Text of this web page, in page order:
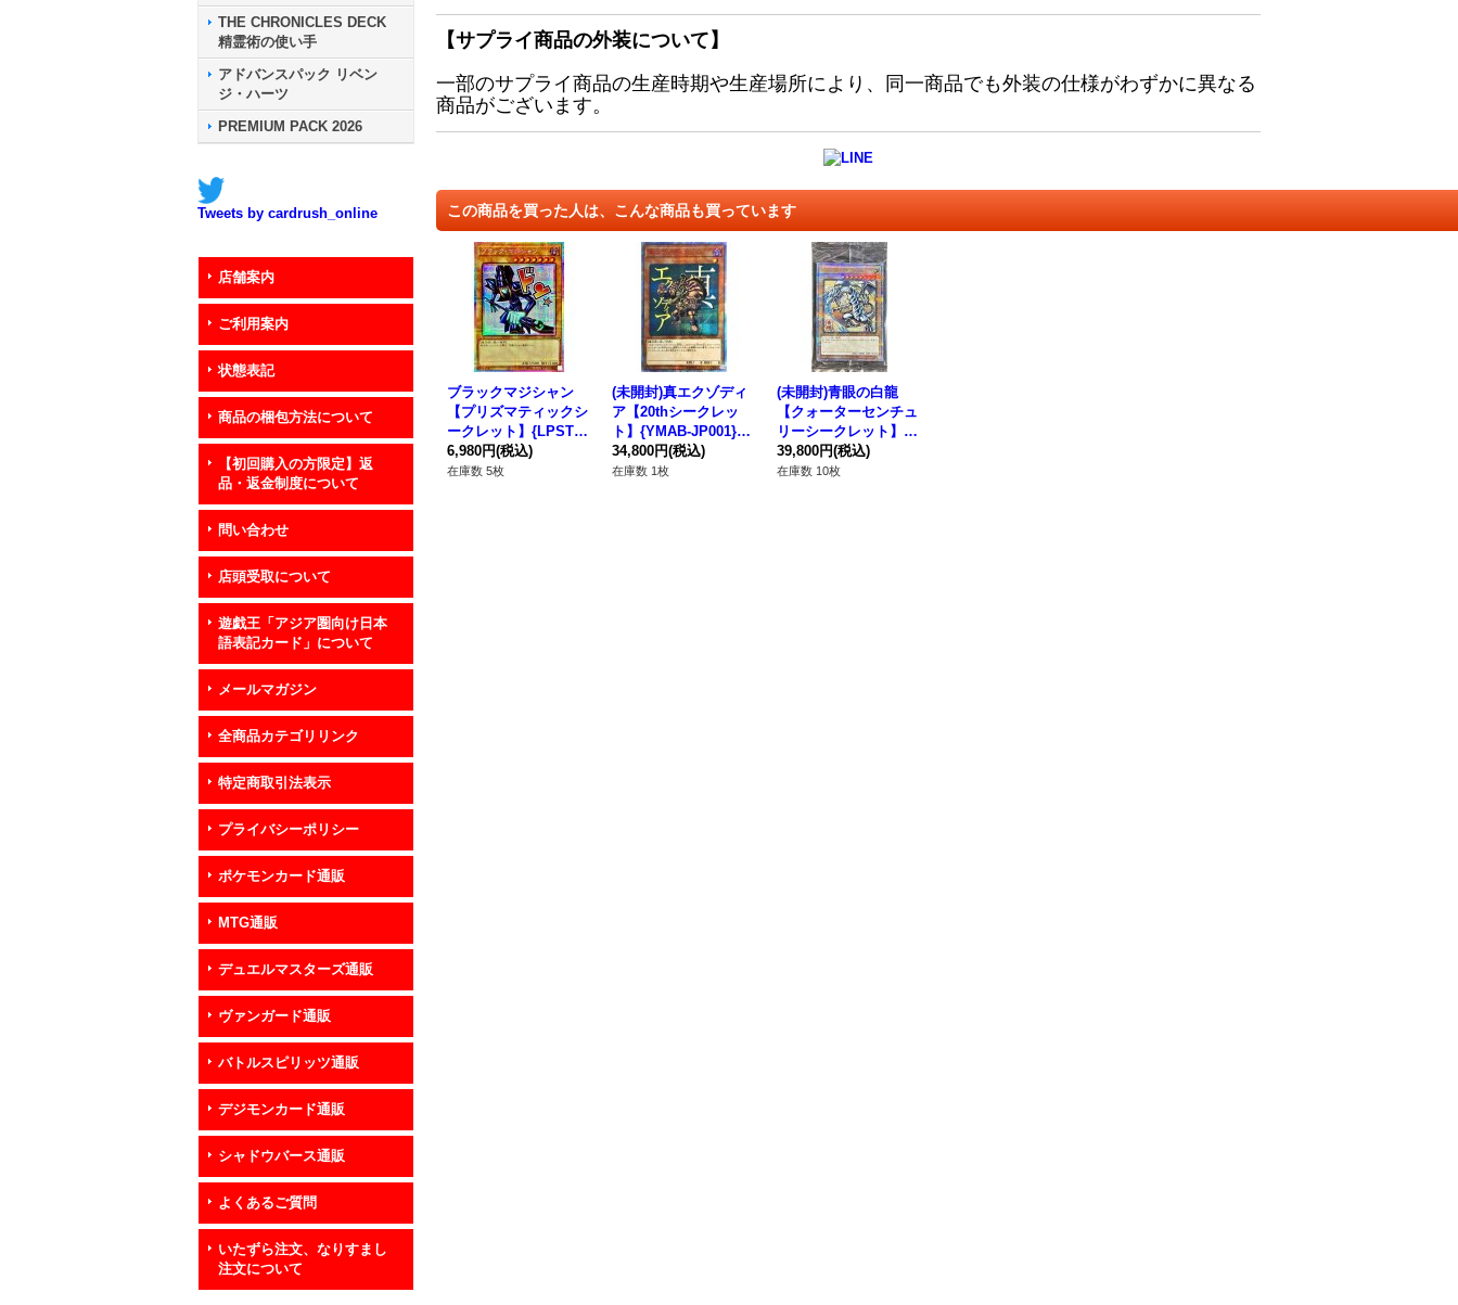
THE CHRONICLES DECK
精霊術の使い手
アドバンスパック リベン
ジ・ハーツ
PREMIUM PACK 2026
Tweets by cardrush_online
店舗案内
ご利用案内
状態表記
商品の梱包方法について
【初回購入の方限定】返
品・返金制度について
問い合わせ
店頭受取について
遊戯王「アジア圏向け日本
語表記カード」について
メールマガジン
全商品カテゴリリンク
特定商取引法表示
プライバシーポリシー
ポケモンカード通販
MTG通販
デュエルマスターズ通販
ヴァンガード通販
バトルスピリッツ通販
デジモンカード通販
シャドウバース通販
よくあるご質問
いたずら注文、なりすまし
注文について
【サプライ商品の外装について】
一部のサプライ商品の生産時期や生産場所により、同一商品でも外装の仕様がわずかに異なる
商品がございます。
この商品を買った人は、こんな商品も買っています
ブラックマジシャン
【プリズマティックシ
ークレット】{LPST-J
P001}《モンスター》
6,980円(税込)
在庫数 5枚
(未開封)真エクゾディ
ア【20thシークレッ
ト】{YMAB-JP001}
《モンスター》
34,800円(税込)
在庫数 1枚
(未開封)青眼の白龍
【クォーターセンチュ
リーシークレット】{N
YC1-JP001}《モンス
ター》
39,800円(税込)
在庫数 10枚